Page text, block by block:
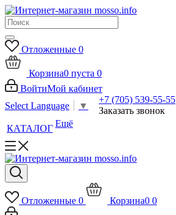
Отложенные 0
Корзина0 пуста 0
ВойтиМой кабинет
Select Language
▼
+7 (705) 539-55-55
Заказать звонок
КАТАЛОГ Ещё
Отложенные 0 Корзина0 0